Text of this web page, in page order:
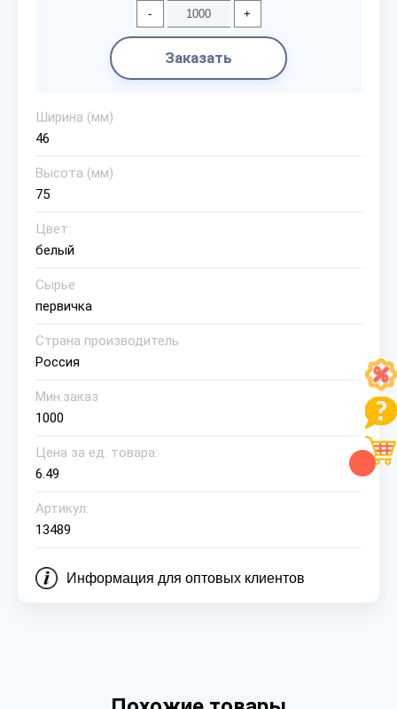
- +
Заказать
Ширина (мм)
46
Высота (мм)
75
Цвет
белый
Сырье
первичка
Страна производитель
Россия
Мин.заказ
1000
Цена за ед. товара:
6.49
Артикул:
13489
Информация для оптовых клиентов